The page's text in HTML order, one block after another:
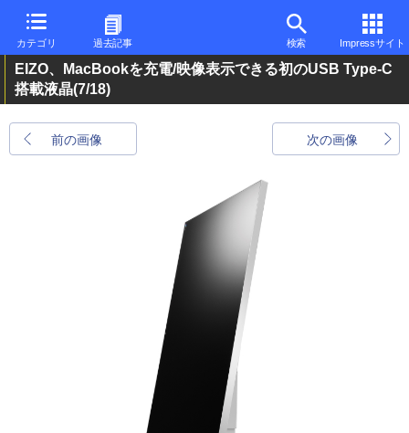
カテゴリ 過去記事 検索 Impressサイト
EIZO、MacBookを充電/映像表示できる初のUSB Type-C
搭載液晶(7/18)
前の画像 次の画像